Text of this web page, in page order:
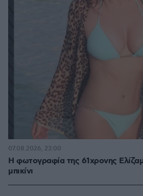
Η φωτογραφία της 61χρονης
μπικίνι
07.08.2026, 23:00